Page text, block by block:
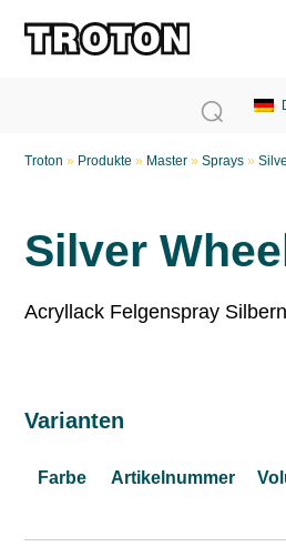
Troton » Produkte » Master »Sprays »
Silver Wheel
Acryllack Felgenspray Silbern
Varianten
Farbe Artikelnummer